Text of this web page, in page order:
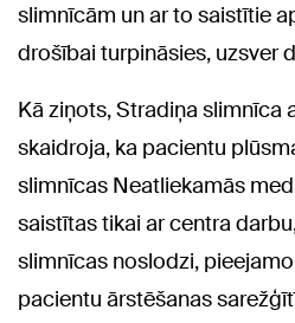
slimnīcām un ar to saistītie
drošībai turpināsies, uzsver
Kā ziņots, Stradiņa slimnīca
skaidroja, ka pacientu
slimnīcas Neatliekamās
saistītas tikai ar centra
slimnīcas noslodzi,
pacientu ārstēšanas